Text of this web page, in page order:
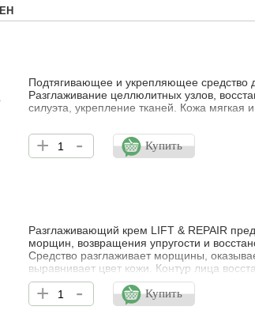
Подтягивающее и укрепляющее средство
Разглаживание целлюлитных узлов,
силуэта, укрепление тканей. Кожа мягкая
+ - Купить
Разглаживающий крем LIFT & REPAIR
морщин, возвращения упругости и
Средство разглаживает морщины,
выравнивает цвет кожи. Контур лица
возвращается сияние. Для всех типов
изменениями Тающая кремовая текстура.
нотками зелени и цитрусов.
+ - Купить